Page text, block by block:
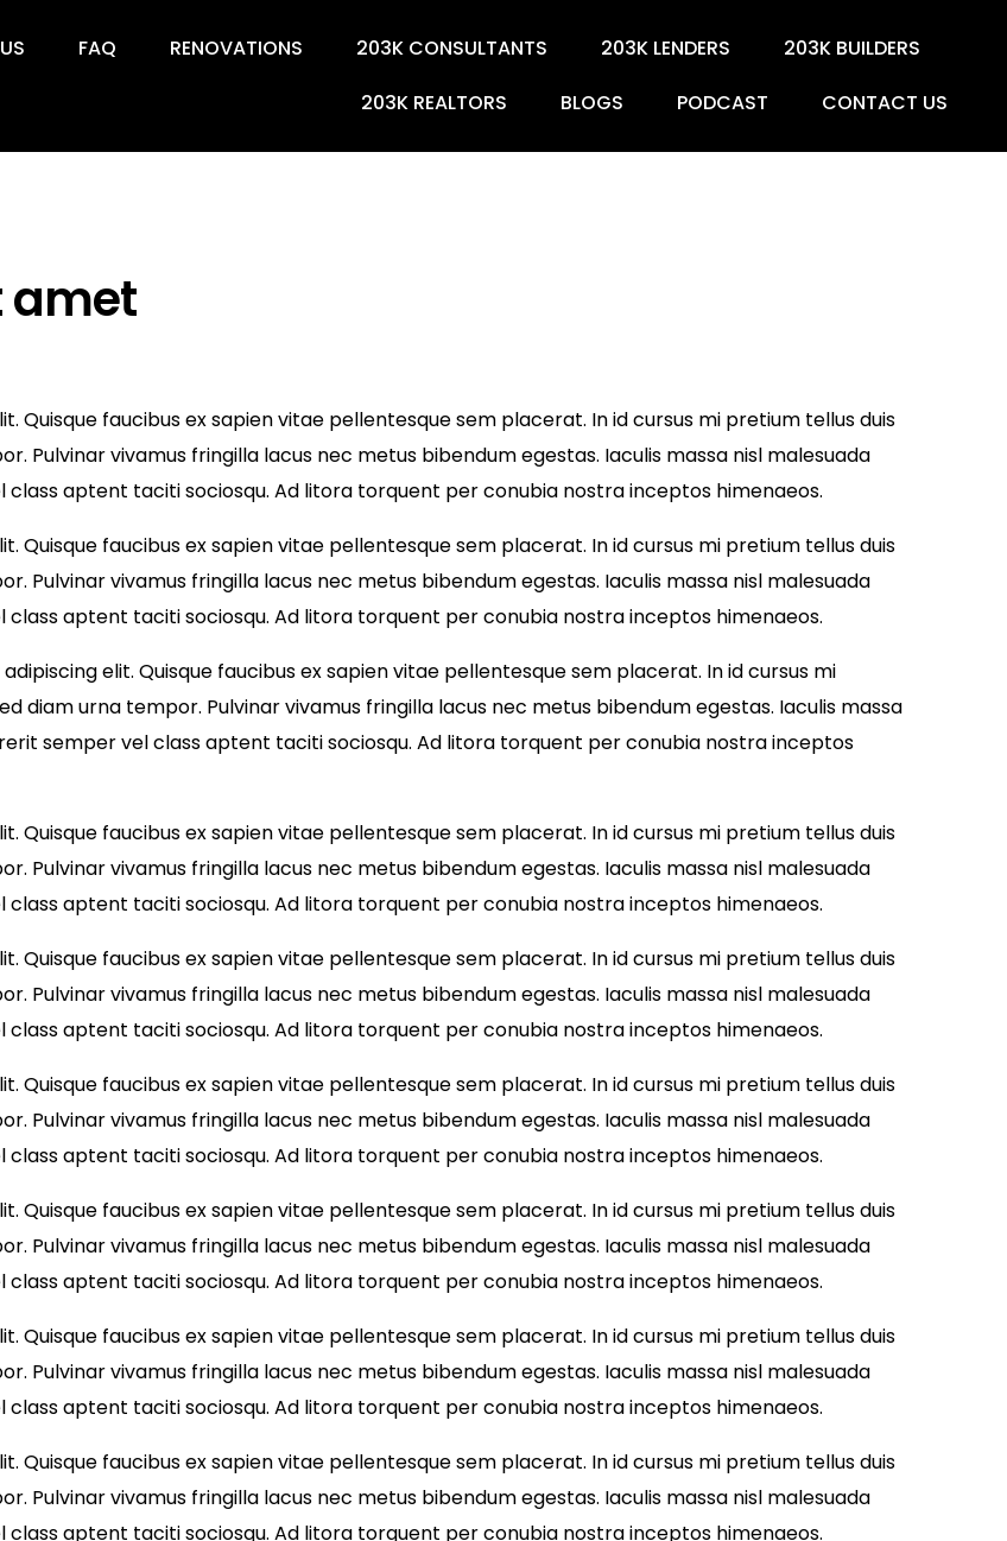
FAQ RENOVATIONS 203K CONSULTANTS 203K LENDERS
203K BUILDERS
203K REALTORS
BLOGS PODCAST CONTACT US
amet
Quisque faucibus ex sapien vitae pellentesque sem placerat. In id cursus mi pretium tellus duis
Pulvinar vivamus fringilla lacus nec metus bibendum egestas. Iaculis massa nisl malesuada
aptent taciti sociosqu. Ad litora torquent per conubia nostra inceptos himenaeos.
Quisque faucibus ex sapien vitae pellentesque sem placerat. In id cursus mi pretium tellus duis
Pulvinar vivamus fringilla lacus nec metus bibendum egestas. Iaculis massa nisl malesuada
aptent taciti sociosqu. Ad litora torquent per conubia nostra inceptos himenaeos.
elit. Quisque faucibus ex sapien vitae pellentesque sem placerat. In id cursus mi
diam urna tempor. Pulvinar vivamus fringilla lacus nec metus bibendum egestas. Iaculis massa
semper vel class aptent taciti sociosqu. Ad litora torquent per conubia nostra inceptos
Quisque faucibus ex sapien vitae pellentesque sem placerat. In id cursus mi pretium tellus duis
Pulvinar vivamus fringilla lacus nec metus bibendum egestas. Iaculis massa nisl malesuada
aptent taciti sociosqu. Ad litora torquent per conubia nostra inceptos himenaeos.
Quisque faucibus ex sapien vitae pellentesque sem placerat. In id cursus mi pretium tellus duis
Pulvinar vivamus fringilla lacus nec metus bibendum egestas. Iaculis massa nisl malesuada
aptent taciti sociosqu. Ad litora torquent per conubia nostra inceptos himenaeos.
Quisque faucibus ex sapien vitae pellentesque sem placerat. In id cursus mi pretium tellus duis
Pulvinar vivamus fringilla lacus nec metus bibendum egestas. Iaculis massa nisl malesuada
aptent taciti sociosqu. Ad litora torquent per conubia nostra inceptos himenaeos.
Quisque faucibus ex sapien vitae pellentesque sem placerat. In id cursus mi pretium tellus duis
Pulvinar vivamus fringilla lacus nec metus bibendum egestas. Iaculis massa nisl malesuada
aptent taciti sociosqu. Ad litora torquent per conubia nostra inceptos himenaeos.
Quisque faucibus ex sapien vitae pellentesque sem placerat. In id cursus mi pretium tellus duis
Pulvinar vivamus fringilla lacus nec metus bibendum egestas. Iaculis massa nisl malesuada
aptent taciti sociosqu. Ad litora torquent per conubia nostra inceptos himenaeos.
Quisque faucibus ex sapien vitae pellentesque sem placerat. In id cursus mi pretium tellus duis
Pulvinar vivamus fringilla lacus nec metus bibendum egestas. Iaculis massa nisl malesuada
aptent taciti sociosqu. Ad litora torquent per conubia nostra inceptos himenaeos.